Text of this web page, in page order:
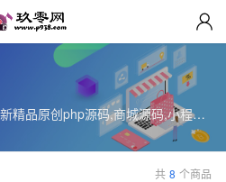
爱酷源码Thinkphp频道提供最新精品原创php源码,商城源码,小程序源码,微信公众号源码。
共 8 个商品